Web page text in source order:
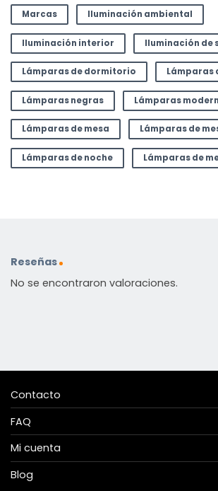
Marcas Iluminación ambiental
Iluminación interior Iluminación de
Lámparas de dormitorio Lámparas
Lámparas negras Lámparas
Lámparas de mesa Lámparas de
Lámparas de noche Lámparas de
Reseñas
No se encontraron valoraciones.
Contacto
FAQ
Mi cuenta
Blog